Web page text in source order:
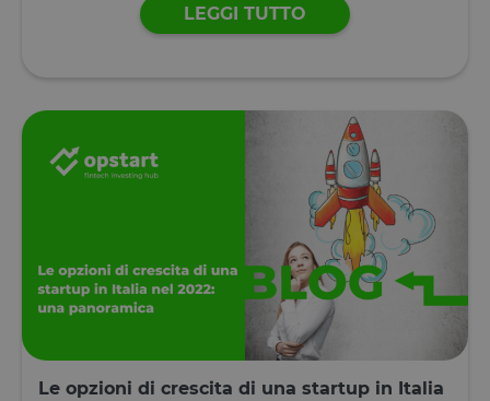
LEGGI TUTTO
Le opzioni di crescita di una startup in Italia